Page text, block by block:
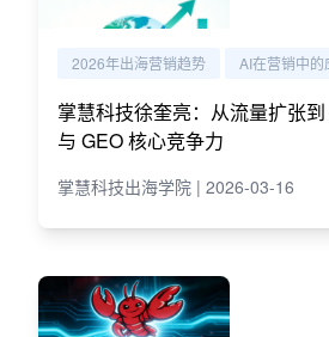
2026年出海营销趋势 AI在营销中的
掌慧科技徐奎亮：从流量扩张
与 GEO 核心竞争力
掌慧科技出海学院 | 2026-03-16